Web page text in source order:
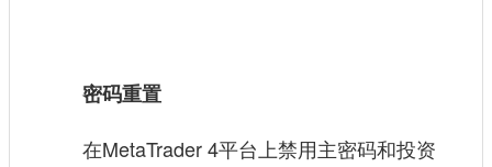
密码重置
在MetaTrader 4平台上禁用主密码和投资